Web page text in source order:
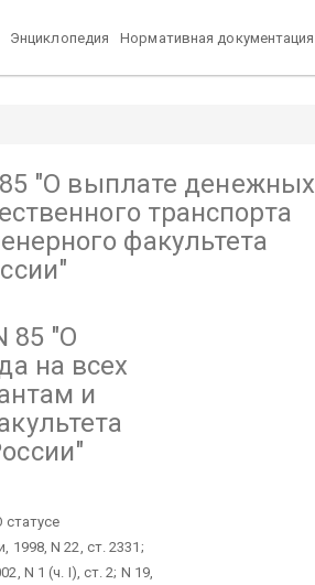
Энциклопедия Нормативная документация
"О выплате денежных
транспорта
факультета
85 "О
на всех
и
N 22, ст. 2331;
N 1 (ч. I), ст. 2; N 19,